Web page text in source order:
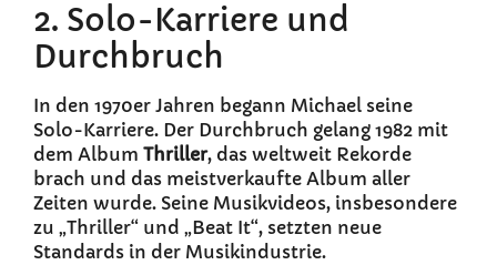
2. Solo-Karriere und
Durchbruch
In den 1970er Jahren begann Michael seine
Solo-Karriere. Der Durchbruch gelang 1982 mit
dem Album Thriller, das weltweit Rekorde
brach und das meistverkaufte Album aller
Zeiten wurde. Seine Musikvideos, insbesondere
zu „Thriller“ und „Beat It“, setzten neue
Standards in der Musikindustrie.